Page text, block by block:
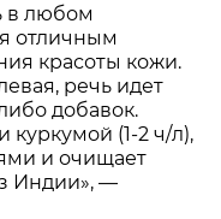
в любом
отличным
красоты кожи.
речь идет
добавок.
(1-2 ч/л),
и очищает
Индии», —